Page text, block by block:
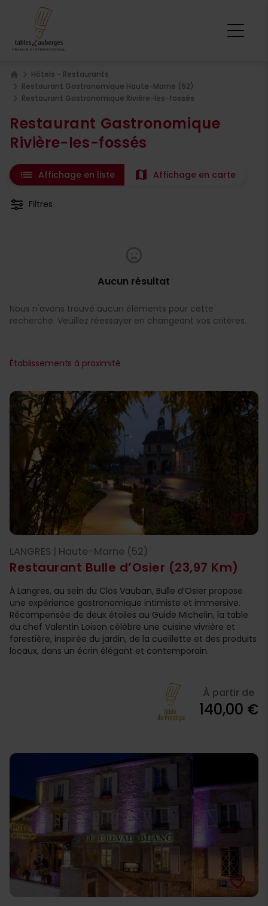
Home
Hôtels - Restaurants
Restaurant Gastronomique Haute-Marne (52)
Restaurant Gastronomique Rivière-les-fossés
Restaurant Gastronomique
Rivière-les-fossés
list Affichage en liste map Affichage en carte
Filtres
Aucun résultat
Nous n'avons trouvé aucun éléments pour cette
recherche. Veuillez réessayer en changeant vos critères.
Établissements à proximité
Restaurant Bulle d’Osier (23,97 Km)
favorite_border
LANGRES | Haute-Marne (52)
À Langres, au sein du Clos Vauban, Bulle d’Osier propose
une expérience gastronomique intimiste et immersive.
Récompensée de deux étoiles au Guide Michelin, la table
du chef Valentin Loison célèbre une cuisine vivrière et
forestière, inspirée du jardin, de la cueillette et des produits
locaux, dans un écrin élégant et contemporain.
À partir de
140,00 €
favorite_border